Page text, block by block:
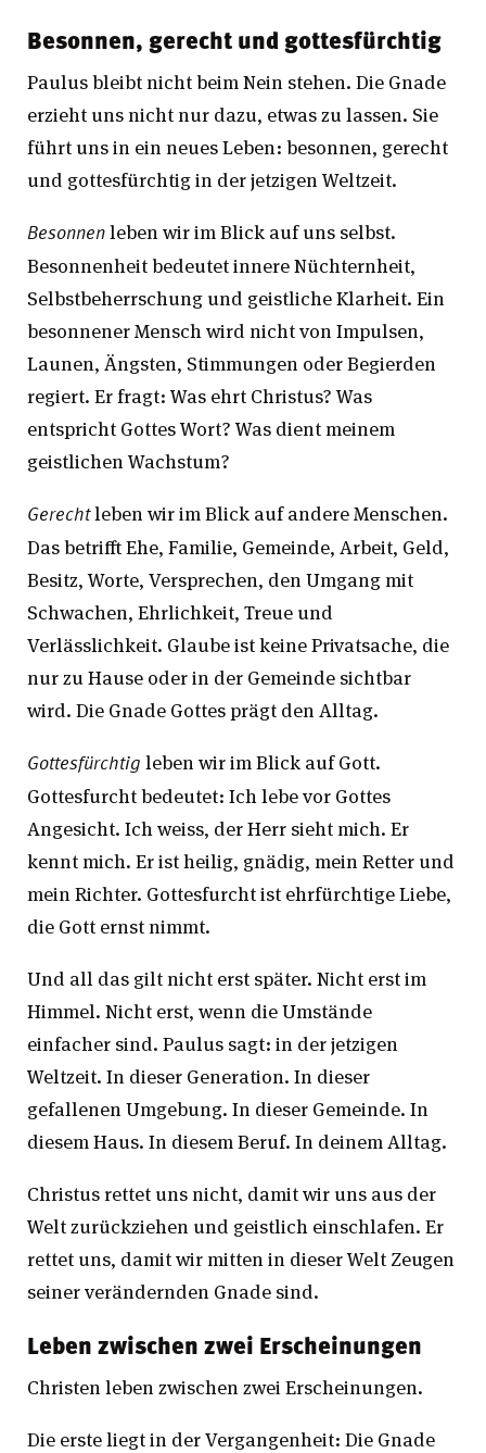
Besonnen, gerecht und gottesfürchtig
Paulus bleibt nicht beim Nein stehen. Die Gnade
erzieht uns nicht nur dazu, etwas zu lassen. Sie
führt uns in ein neues Leben: besonnen, gerecht
und gottesfürchtig in der jetzigen Weltzeit.
Besonnen leben wir im Blick auf uns selbst.
Besonnenheit bedeutet innere Nüchternheit,
Selbstbeherrschung und geistliche Klarheit. Ein
besonnener Mensch wird nicht von Impulsen,
Launen, Ängsten, Stimmungen oder Begierden
regiert. Er fragt: Was ehrt Christus? Was
entspricht Gottes Wort? Was dient meinem
geistlichen Wachstum?
Gerechtleben wir im Blick auf andere Menschen.
Das betrifft Ehe, Familie, Gemeinde, Arbeit, Geld,
Besitz, Worte, Versprechen, den Umgang mit
Schwachen, Ehrlichkeit, Treue und
Verlässlichkeit. Glaube ist keine Privatsache, die
nur zu Hause oder in der Gemeinde sichtbar
wird. Die Gnade Gottes prägt den Alltag.
Gottesfürchtig leben wir im Blick auf Gott.
Gottesfurcht bedeutet: Ich lebe vor Gottes
Angesicht. Ich weiss, der Herr sieht mich. Er
kennt mich. Er ist heilig, gnädig, mein Retter und
mein Richter. Gottesfurcht ist ehrfürchtige Liebe,
die Gott ernst nimmt.
Und all das gilt nicht erst später. Nicht erst im
Himmel. Nicht erst, wenn die Umstände
einfacher sind. Paulus sagt: in der jetzigen
Weltzeit. In dieser Generation. In dieser
gefallenen Umgebung. In dieser Gemeinde. In
diesem Haus. In diesem Beruf. In deinem Alltag.
Christus rettet uns nicht, damit wir uns aus der
Welt zurückziehen und geistlich einschlafen. Er
rettet uns, damit wir mitten in dieser Welt Zeugen
seiner verändernden Gnade sind.
Leben zwischen zwei Erscheinungen
Christen leben zwischen zwei Erscheinungen.
Die erste liegt in der Vergangenheit: Die Gnade